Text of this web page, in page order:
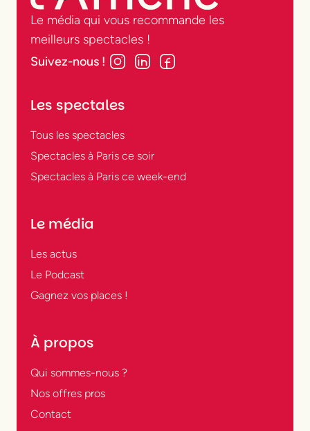
Le média qui vous recommande les
meilleurs spectacles !
Suivez-nous !
Les spectales
Tous les spectacles
Spectacles à Paris ce soir
Spectacles à Paris ce week-end
Le média
Les actus
Le Podcast
Gagnez vos places !
À propos
Qui sommes-nous ?
Nos offres pros
Contact